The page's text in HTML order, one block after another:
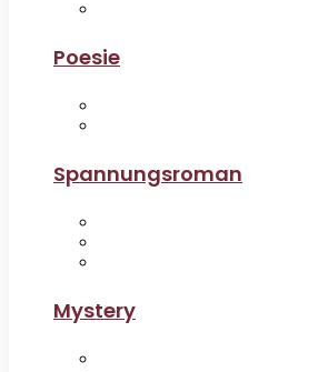
Poesie
Spannungsroman
Mystery